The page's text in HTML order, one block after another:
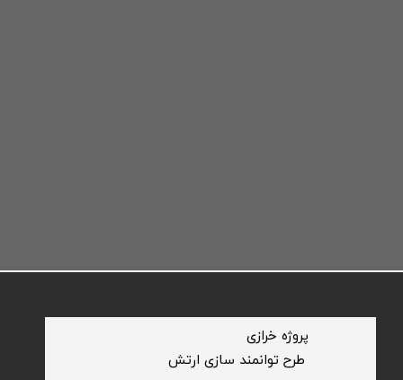
​طرح توانمند سازی ارتش
​پروژه خرازی